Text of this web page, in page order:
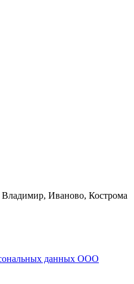
Иваново, Кострома
данных ООО